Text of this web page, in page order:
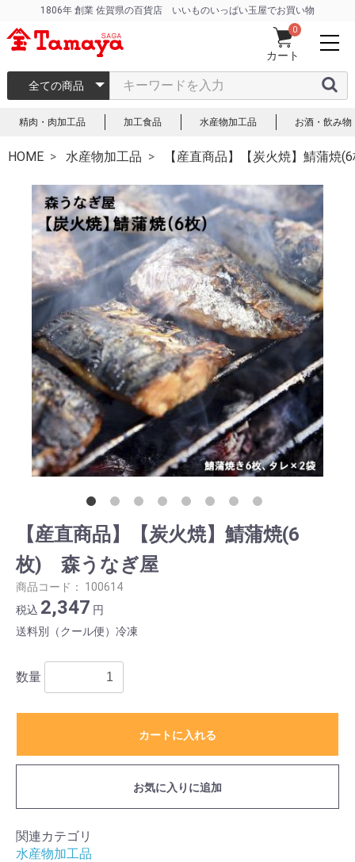
1806年 創業 佐賀県の百貨店 いいものいっぱい玉屋でお買い物
カート
0
全ての商品
精肉・肉加工品 加工食品 水産物加工品 お酒・飲み物
HOME 水産物加工品 【産直商品】【炭火焼】鯖蒲焼
【産直商品】【炭火焼】鯖蒲焼(6
枚) 森うなぎ屋
商品コード： 100614
税込 2,347 円
送料別（クール便）冷凍
数量
カートに入れる
お気に入りに追加
関連カテゴリ
水産物加工品